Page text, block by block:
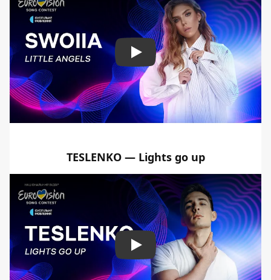
Play
TESLENKO — Lights go up
Play